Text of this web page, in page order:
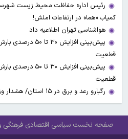
رئیس اداره حفاظت محیط زیست
کمیاب «هما» در ارتفاعات املش!
هواشناسی تهران اطلاعیه داد
پیش‌بینی افزایش
قطعیت
پیش‌بینی افزایش
قطعیت
رگبارو رعد و برق در ۱۵ استان/ هشدار وزش باد برای ۱۳ استان‌
صفحه نخست سیاسی اقتصادی فرهنگی